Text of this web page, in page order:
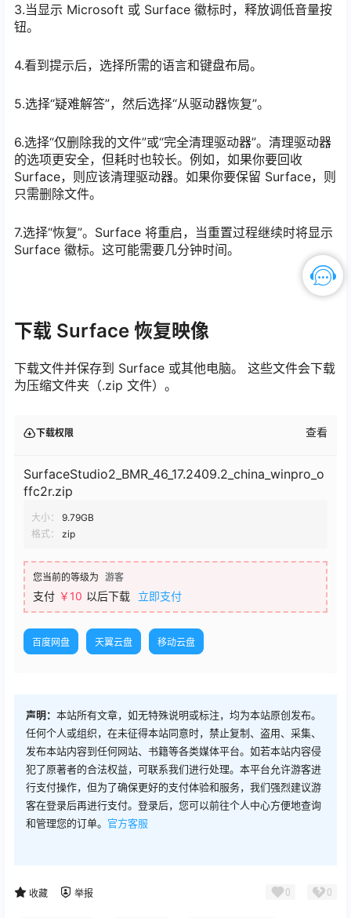
3.当显示 Microsoft 或 Surface 徽标时，释放调低音量按
钮。
4.看到提示后，选择所需的语言和键盘布局。
5.选择“疑难解答”，然后选择“从驱动器恢复”。
6.选择“仅删除我的文件”或“完全清理驱动器”。清理驱动器
的选项更安全，但耗时也较长。例如，如果你要回收
Surface，则应该清理驱动器。如果你要保留 Surface，则
只需删除文件。
7.选择“恢复”。Surface 将重启，当重置过程继续时将显示
Surface 徽标。这可能需要几分钟时间。
下载 Surface 恢复映像
下载文件并保存到 Surface 或其他电脑。 这些文件会下载
为压缩文件夹（.zip 文件）。
下载权限 查看
SurfaceStudio2_BMR_46_17.2409.2_china_winpro_o
ffc2r.zip
大小：
9.79GB
格式：
zip
您当前的等级为 游客
支付 ￥10 以后下载 立即支付
百度网盘 天翼云盘 移动云盘
声明： 本站所有文章，如无特殊说明或标注，均为本站原创发布。
任何个人或组织，在未征得本站同意时，禁止复制、盗用、采集、
发布本站内容到任何网站、书籍等各类媒体平台。如若本站内容侵
犯了原著者的合法权益，可联系我们进行处理。本平台允许游客进
行支付操作，但为了确保更好的支付体验和服务，我们强烈建议游
客在登录后再进行支付。登录后，您可以前往个人中心方便地查询
和管理您的订单。 官方客服
收藏 举报 0 0